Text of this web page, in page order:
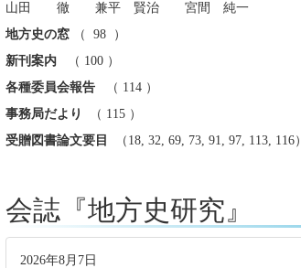
山田 徹 兼平 賢治 宮間 純一
地方史の窓
（ 98 ）
新刊案内 （ 100 ）
各種委員会報告（ 114 ）
事務局だより
（ 115 ）
受贈図書論文要目
（18, 32, 69, 73, 91, 97, 113, 116）
会誌『地方史研究』
2026年8月7日